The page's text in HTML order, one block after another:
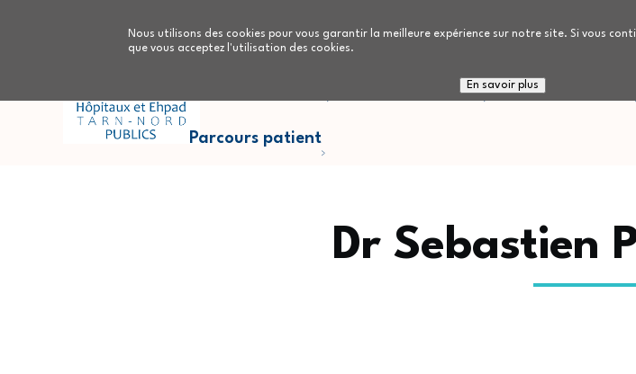
Nous utilisons des cookies pour vous garantir la meilleure expérience sur notre site. Si vous
que vous acceptez l'utilisation des cookies.
En savoir plus
Nous connaitre Nous rejoindre
Parcours patient
Dr Sebastien